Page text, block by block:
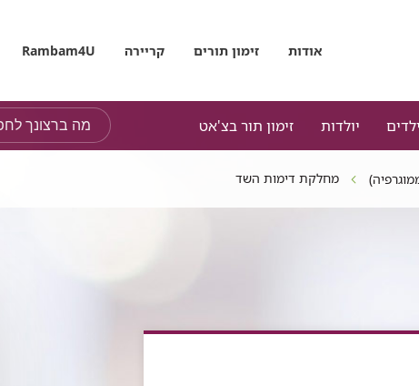
אודות זימון תורים קריירה Rambam4U
יולדות זימון תור בצ'אט
מה
ברצונך
לחפש?
מחלקת דימות השד